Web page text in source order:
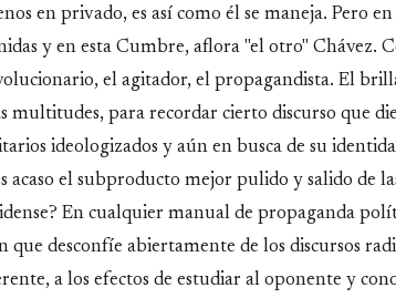
en privado, es así como él se maneja. Pero
y en esta Cumbre, aflora "el otro" Chávez.
el agitador, el propagandista. El
multitudes, para recordar cierto discurso que
ideologizados y aún en busca de su
acaso el subproducto mejor pulido y salido de
En cualquier manual de propaganda
que desconfíe abiertamente de los discursos
a los efectos de estudiar al oponente y